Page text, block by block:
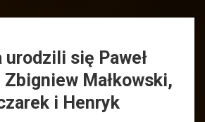
się Paweł
Małkowski,
i Henryk